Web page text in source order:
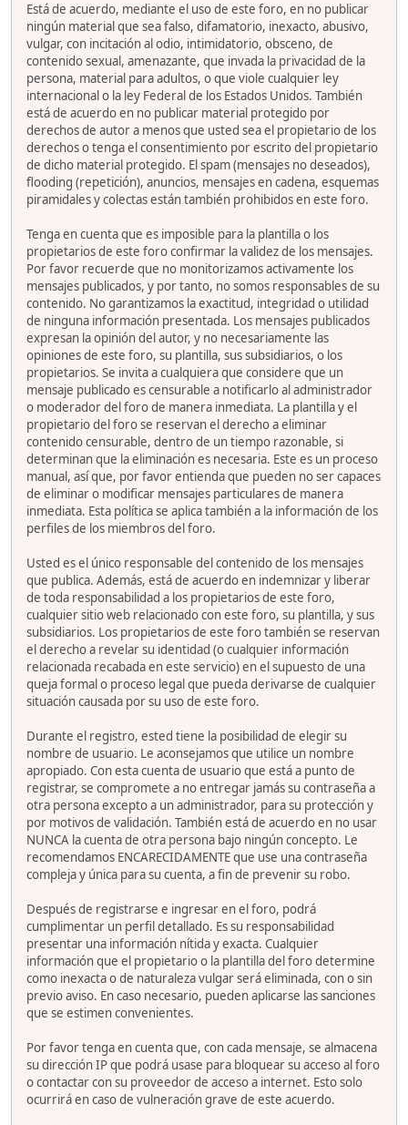
Está de acuerdo, mediante el uso de este foro, en no publicar
ningún material que sea falso, difamatorio, inexacto, abusivo,
vulgar, con incitación al odio, intimidatorio, obsceno, de
contenido sexual, amenazante, que invada la privacidad de la
persona, material para adultos, o que viole cualquier ley
internacional o la ley Federal de los Estados Unidos. También
está de acuerdo en no publicar material protegido por
derechos de autor a menos que usted sea el propietario de los
derechos o tenga el consentimiento por escrito del propietario
de dicho material protegido. El spam (mensajes no deseados),
flooding (repetición), anuncios, mensajes en cadena, esquemas
piramidales y colectas están también prohibidos en este foro.
Tenga en cuenta que es imposible para la plantilla o los
propietarios de este foro confirmar la validez de los mensajes.
Por favor recuerde que no monitorizamos activamente los
mensajes publicados, y por tanto, no somos responsables de su
contenido. No garantizamos la exactitud, integridad o utilidad
de ninguna información presentada. Los mensajes publicados
expresan la opinión del autor, y no necesariamente las
opiniones de este foro, su plantilla, sus subsidiarios, o los
propietarios. Se invita a cualquiera que considere que un
mensaje publicado es censurable a notificarlo al administrador
o moderador del foro de manera inmediata. La plantilla y el
propietario del foro se reservan el derecho a eliminar
contenido censurable, dentro de un tiempo razonable, si
determinan que la eliminación es necesaria. Este es un proceso
manual, así que, por favor entienda que pueden no ser capaces
de eliminar o modificar mensajes particulares de manera
inmediata. Esta política se aplica también a la información de los
perfiles de los miembros del foro.
Usted es el único responsable del contenido de los mensajes
que publica. Además, está de acuerdo en indemnizar y liberar
de toda responsabilidad a los propietarios de este foro,
cualquier sitio web relacionado con este foro, su plantilla, y sus
subsidiarios. Los propietarios de este foro también se reservan
el derecho a revelar su identidad (o cualquier información
relacionada recabada en este servicio) en el supuesto de una
queja formal o proceso legal que pueda derivarse de cualquier
situación causada por su uso de este foro.
Durante el registro, ested tiene la posibilidad de elegir su
nombre de usuario. Le aconsejamos que utilice un nombre
apropiado. Con esta cuenta de usuario que está a punto de
registrar, se compromete a no entregar jamás su contraseña a
otra persona excepto a un administrador, para su protección y
por motivos de validación. También está de acuerdo en no usar
NUNCA la cuenta de otra persona bajo ningún concepto. Le
recomendamos ENCARECIDAMENTE que use una contraseña
compleja y única para su cuenta, a fin de prevenir su robo.
Después de registrarse e ingresar en el foro, podrá
cumplimentar un perfil detallado. Es su responsabilidad
presentar una información nítida y exacta. Cualquier
información que el propietario o la plantilla del foro determine
como inexacta o de naturaleza vulgar será eliminada, con o sin
previo aviso. En caso necesario, pueden aplicarse las sanciones
que se estimen convenientes.
Por favor tenga en cuenta que, con cada mensaje, se almacena
su dirección IP que podrá usase para bloquear su acceso al foro
o contactar con su proveedor de acceso a internet. Esto solo
ocurrirá en caso de vulneración grave de este acuerdo.